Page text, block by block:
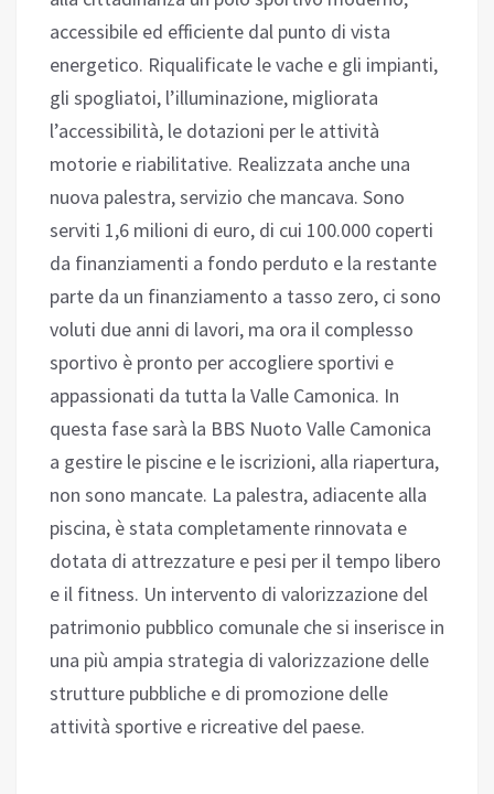
accessibile ed efficiente dal punto di vista
energetico. Riqualificate le vache e gli impianti,
gli spogliatoi, l’illuminazione, migliorata
l’accessibilità, le dotazioni per le attività
motorie e riabilitative. Realizzata anche una
nuova palestra, servizio che mancava. Sono
serviti 1,6 milioni di euro, di cui 100.000 coperti
da finanziamenti a fondo perduto e la restante
parte da un finanziamento a tasso zero, ci sono
voluti due anni di lavori, ma ora il complesso
sportivo è pronto per accogliere sportivi e
appassionati da tutta la Valle Camonica. In
questa fase sarà la BBS Nuoto Valle Camonica
a gestire le piscine e le iscrizioni, alla riapertura,
non sono mancate. La palestra, adiacente alla
piscina, è stata completamente rinnovata e
dotata di attrezzature e pesi per il tempo libero
e il fitness. Un intervento di valorizzazione del
patrimonio pubblico comunale che si inserisce in
una più ampia strategia di valorizzazione delle
strutture pubbliche e di promozione delle
attività sportive e ricreative del paese.